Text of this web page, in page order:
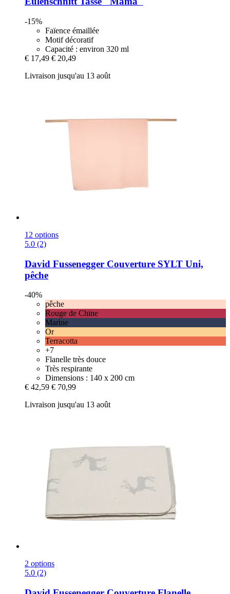
-15%
Faïence émaillée
Motif décoratif
Capacité : environ 320 ml
€ 17,49 € 20,49
Livraison jusqu'au 13 août
12 options
5.0 (2)
David Fussenegger Couverture SYLT Uni,
pêche
-40%
pêche
Rouge de Chine
Marine
Or
Terracotta
+7
Flanelle très douce
Très respirante
Dimensions : 140 x 200 cm
€ 42,59 € 70,99
Livraison jusqu'au 13 août
2 options
5.0 (2)